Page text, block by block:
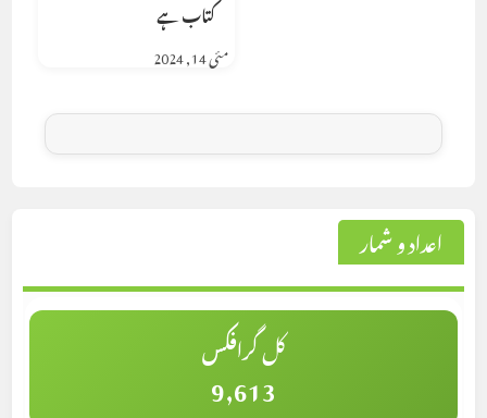
کتاب ہے
مئی 14, 2024
اعداد و شمار
کل گرافکس
9,613